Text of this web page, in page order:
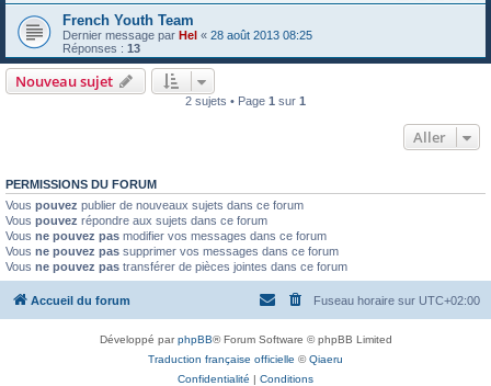
French Youth Team
Dernier message par Hel « 28 août 2013 08:25
Réponses : 13
Nouveau sujet
2 sujets • Page 1 sur 1
Aller
PERMISSIONS DU FORUM
Vous pouvez publier de nouveaux sujets dans ce forum
Vous pouvez répondre aux sujets dans ce forum
Vous ne pouvez pas modifier vos messages dans ce forum
Vous ne pouvez pas supprimer vos messages dans ce forum
Vous ne pouvez pas transférer de pièces jointes dans ce forum
Accueil du forum Fuseau horaire sur UTC+02:00
Développé parphpBB® Forum Software © phpBB Limited
Traduction française officielle ©Qiaeru
Confidentialité | Conditions